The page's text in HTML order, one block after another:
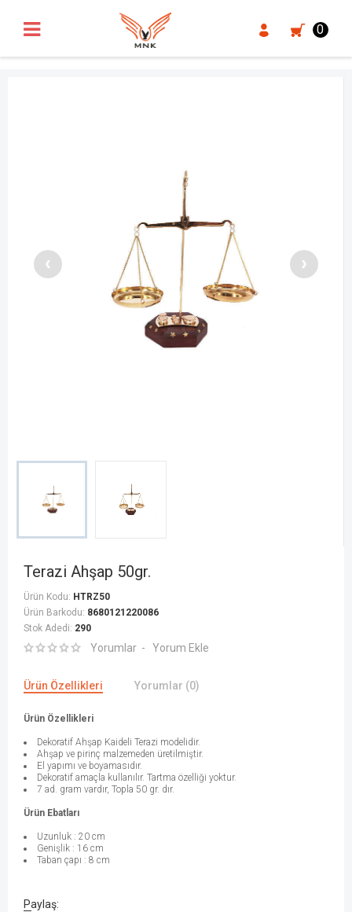
0
Terazi Ahşap 50gr.
Ürün Kodu: HTRZ50
Ürün Barkodu: 8680121220086
Stok Adedi: 290
Yorumlar Yorum Ekle
Ürün Özellikleri Yorumlar (0)
Ürün Özellikleri
Dekoratif Ahşap Kaideli Terazi modelidir.
Ahşap ve pirinç malzemeden üretilmiştir.
El yapımı ve boyamasıdır.
Dekoratif amaçla kullanılır. Tartma özelliği yoktur.
7 ad. gram vardır, Topla 50 gr. dır.
Ürün Ebatları
Uzunluk : 20 cm
Genişlik : 16 cm
Taban çapı : 8 cm
Paylaş: